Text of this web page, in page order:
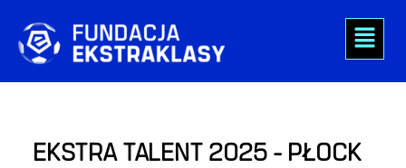
content
Menu
EKSTRA TALENT 2025 - PŁOCK